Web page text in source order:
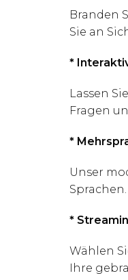
Branden
Sie an
*
Lassen
Fragen
*
Unser
Sprachen.
*
Wählen
Ihre